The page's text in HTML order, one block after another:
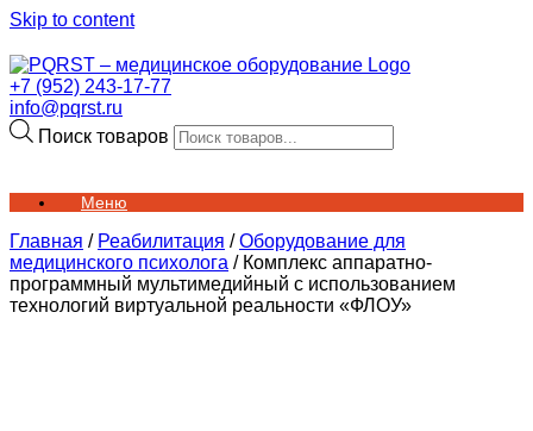
Skip to content
+7 (952) 243-17-77
info@pqrst.ru
Поиск товаров
Меню
Главная / Реабилитация /Оборудование для
медицинского психолога / Комплекс аппаратно-
программный мультимедийный с использованием
технологий виртуальной реальности «ФЛОУ»